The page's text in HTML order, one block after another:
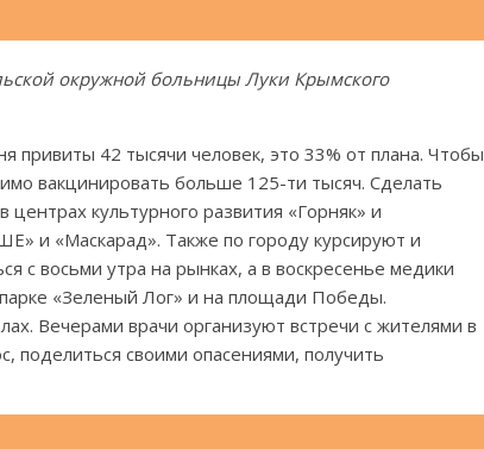
окружной больницы Луки Крымского
привиты 42 тысячи человек, это 33% от плана. Чтобы
вакцинировать больше 125-ти тысяч. Сделать
центрах культурного развития «Горняк» и
и «Маскарад». Также по городу курсируют и
с восьми утра на рынках, а в воскресенье медики
«Зеленый Лог» и на площади Победы.
Вечерами врачи организуют встречи с жителями в
поделиться своими опасениями, получить